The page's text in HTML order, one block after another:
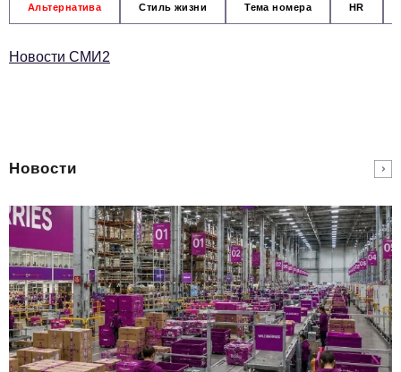
Альтернатива Стиль жизни Тема номера HR
Новости СМИ2
Новости